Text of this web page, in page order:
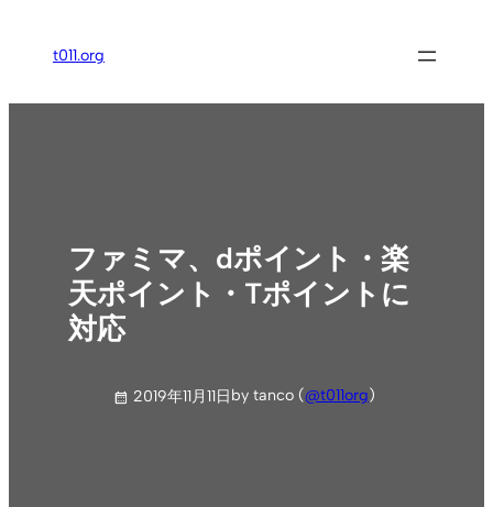
ス
t011.org
ファミマ、dポイント・楽
天ポイント・Tポイントに
対応
2019年11月11日by tanco (@t011org)